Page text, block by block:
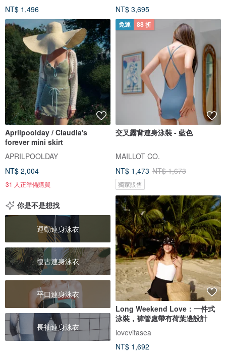
NT$ 1,496
NT$ 3,695
Aprilpoolday / Claudia's
forever mini skirt
APRILPOOLDAY
NT$ 2,004
31 人正準備購買
免運 88 折
交叉露背連身泳裝 - 藍色
MAILLOT CO.
NT$ 1,473 NT$ 1,673
獨家販售
你是不是想找
運動連身泳衣
復古連身泳衣
平口連身泳衣
長袖連身泳衣
Long Weekend Love：一件式
泳裝，褲管處帶有荷葉邊設計
lovevitasea
NT$ 1,692